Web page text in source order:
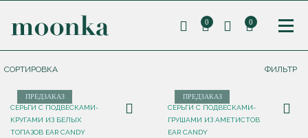
0 0
СОРТИРОВКА ФИЛЬТР
ПРЕДЗАКАЗ
СЕРЬГИ С ПОДВЕСКАМИ-
КРУГАМИ ИЗ БЕЛЫХ
ТОПАЗОВ EAR CANDY
ПРЕДЗАКАЗ
СЕРЬГИ С ПОДВЕСКАМИ-
ГРУШАМИ ИЗ АМЕТИСТОВ
EAR CANDY